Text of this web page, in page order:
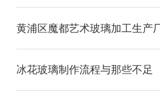
黄浦区魔都艺术玻璃加工生产
冰花玻璃制作流程与那些不足